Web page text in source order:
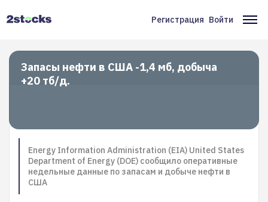
Меню
учётной
записи
Регистрация Войти
Запасы нефти в США -1,4 мб, добыча
+20 тб/д.
Energy Information Administration (EIA) United States
Department of Energy (DOE) сообщило оперативные
недельные данные по запасам и добыче нефти в
США